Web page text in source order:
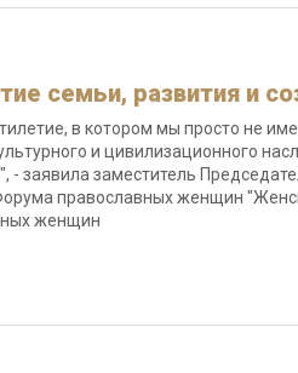
семьи, развития и
в котором мы просто не
и цивилизационного
заявила заместитель
православных женщин
женщин